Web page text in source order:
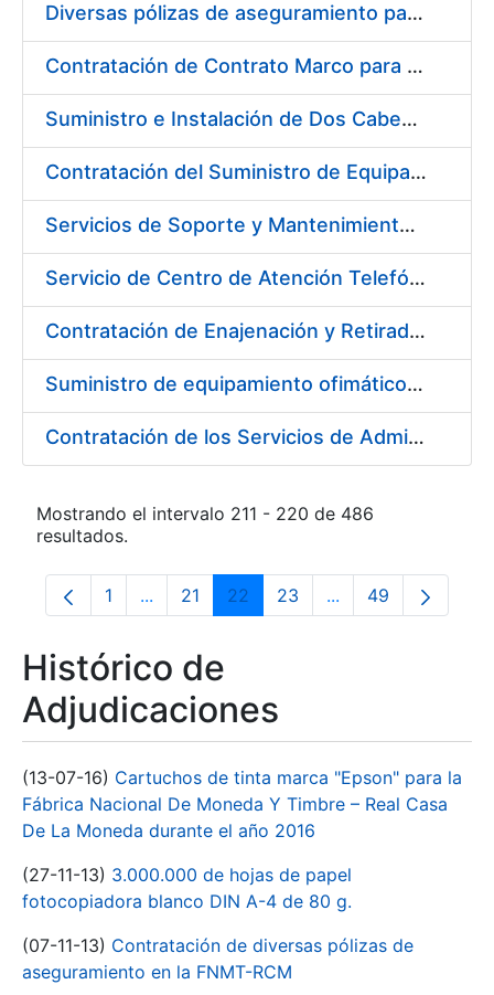
Diversas pólizas de aseguramiento para la FNMT-RCM
Contratación de Contrato Marco para el Suministro de Material de Electrónica e Informática, bienio 2018-2019
Suministro e Instalación de Dos Cabezales Dispensadores de Etiquetas a Registro
Contratación del Suministro de Equipación Informático (Servidores)
Servicios de Soporte y Mantenimiento de Licencias de Software (IBM / Open Text) de la Fábrica Nacional de Moneda y Timbre-Real Casa de la Moneda
Servicio de Centro de Atención Telefónica/CAT (servicios CERES, DNI Electrónico, Revocación/Suspensión/Cancelación de Certificados, Devolución de Certificados y Servicio de Notificaciones Electrónicas–SNE) de FNMT-RCM
Contratación de Enajenación y Retirada de Residuos de PVC y Plásticos durante 2018
Suministro de equipamiento ofimático para la FNMT-RCM
Contratación de los Servicios de Administración, Soporte, Mantenimiento y Help Desk de la Infraestructura de la FNMT-RCM
Mostrando el intervalo 211 - 220 de 486
resultados.
Página
1 ...Páginas intermedias Use TAB para
Página
21 Página
22 Página
23 ...PáginasPágina
49
Histórico de
Adjudicaciones
(13-07-16) Cartuchos de tinta marca "Epson" para la
Fábrica Nacional De Moneda Y Timbre – Real Casa
De La Moneda durante el año 2016
(27-11-13) 3.000.000 de hojas de papel
fotocopiadora blanco DIN A-4 de 80 g.
(07-11-13) Contratación de diversas pólizas de
aseguramiento en la FNMT-RCM